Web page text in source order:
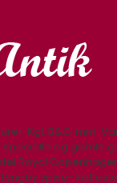
Kgl. B&G, mm.
Specielle og gamle
Royal
Lyngby spise-